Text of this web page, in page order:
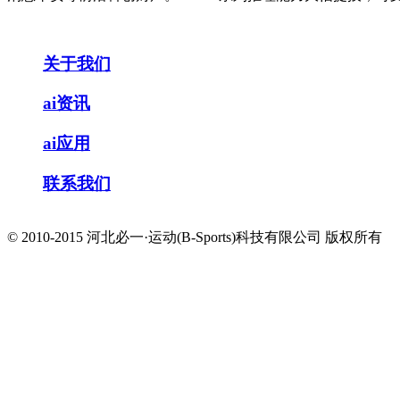
关于我们
ai资讯
ai应用
联系我们
© 2010-2015 河北必一·运动(B-Sports)科技有限公司 版权所有